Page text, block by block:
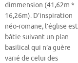
dimmension (41,62m *
16,26m). D’inspiration
néo-romane, l’église est
bâtie suivant un plan
basilical qui n’a guère
varié de celui des